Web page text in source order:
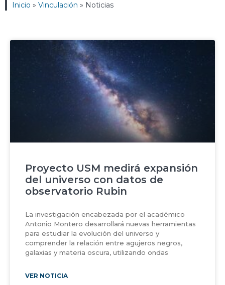
Inicio » Vinculación » Noticias
Proyecto USM medirá expansión
del universo con datos de
observatorio Rubin
La investigación encabezada por el académico
Antonio Montero desarrollará nuevas herramientas
para estudiar la evolución del universo y
comprender la relación entre agujeros negros,
galaxias y materia oscura, utilizando ondas
VER NOTICIA